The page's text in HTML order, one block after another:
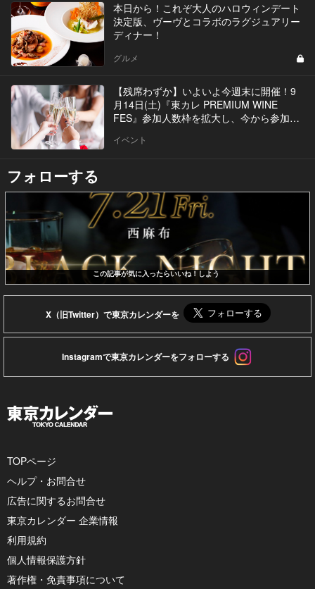
本日から！これぞ大人のハロウィンデート
決定版、ヴーヴとコラボのラグジュアリー
ディナー！
グルメ
【残席わずか】いよいよ今週末に開催！9
月14日(土)『東カレ PREMIUM WINE
FES』参加人数枠を拡大し、今から参加が
イベント
フォローする
この記事が気に入ったらいいね！しよう
X（旧Twitter）で東京カレンダーを
Instagramで東京カレンダーをフォローする
TOPページ
ヘルプ・お問合せ
広告に関するお問合せ
東京カレンダー 企業情報
利用規約
個人情報保護方針
著作権・免責事項について